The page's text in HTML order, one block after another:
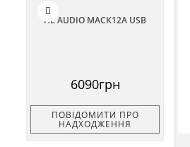
HL AUDIO MACK12A USB
6090грн
ПОВІДОМИТИ ПРО
НАДХОДЖЕННЯ